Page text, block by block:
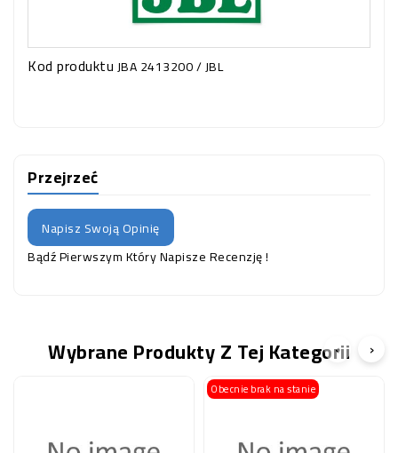
Kod produktuJBA 2413200 / JBL
Przejrzeć
Napisz Swoją Opinię
Bądź Pierwszym Który Napisze Recenzję !
Wybrane Produkty Z Tej Kategorii
Obecnie brak na stanie
‹ ›